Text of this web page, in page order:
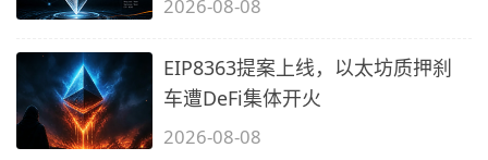
2026-08-08
EIP8363提案上线，以太坊质押刹
车遭DeFi集体开火
2026-08-08